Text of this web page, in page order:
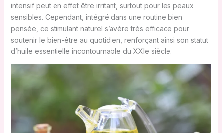
intensif peut en effet être irritant, surtout pour les peaux
sensibles. Cependant, intégré dans une routine bien
pensée, ce stimulant naturel s’avère très efficace pour
soutenir le bien-être au quotidien, renforçant ainsi son statut
d’huile essentielle incontournable du XXIe siècle.